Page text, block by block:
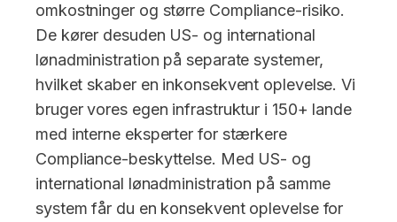
omkostninger og større Compliance-risiko.
De kører desuden US- og international
lønadministration på separate systemer,
hvilket skaber en inkonsekvent oplevelse. Vi
bruger vores egen infrastruktur i 150+ lande
med interne eksperter for stærkere
Compliance-beskyttelse. Med US- og
international lønadministration på samme
system får du en konsekvent oplevelse for